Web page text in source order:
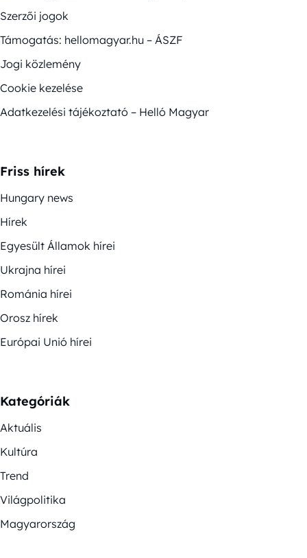
Szerzői jogok
Támogatás: hellomagyar.hu – ÁSZF
Jogi közlemény
Cookie kezelése
Adatkezelési tájékoztató – Helló Magyar
Friss hírek
Hungary news
Hírek
Egyesült Államok hírei
Ukrajna hírei
Románia hírei
Orosz hírek
Európai Unió hírei
Kategóriák
Aktuális
Kultúra
Trend
Világpolitika
Magyarország